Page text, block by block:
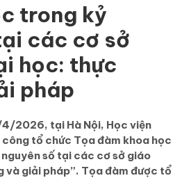
trong kỷ
các cơ sở
học: thực
pháp
4/2026, tại Hà Nội, Học viện
tổ chức Tọa đàm khoa học
số tại các cơ sở giáo
và giải pháp”. Tọa đàm được tổ